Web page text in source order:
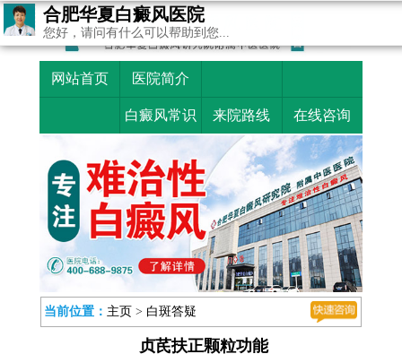
网站首页 医院简介
白癜风常识 来院路线 在线咨询
当前位置： 主页 > 白斑答疑
贞芪扶正颗粒功能
合肥华夏白癜风医院
您好，请问有什么可以帮助到您...